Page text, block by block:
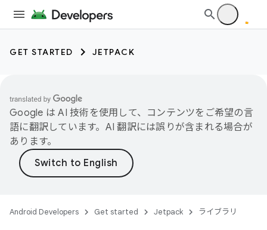
GET STARTED JETPACK
Google は AI 技術を使用して、コンテンツをご希望の言
語に翻訳しています。AI 翻訳には誤りが含まれる場合が
あります。
Android Developers Get started Jetpack ライブラリ